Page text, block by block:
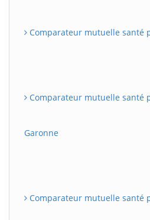
Comparateur mutuelle santé
Comparateur mutuelle santé
Garonne
Comparateur mutuelle santé